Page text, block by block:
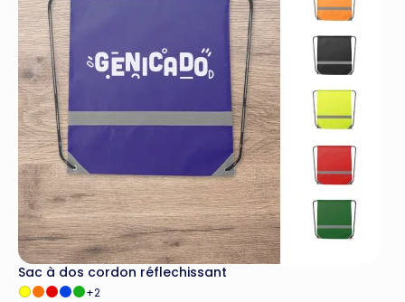
Sac à dos cordon réflechissant
+2